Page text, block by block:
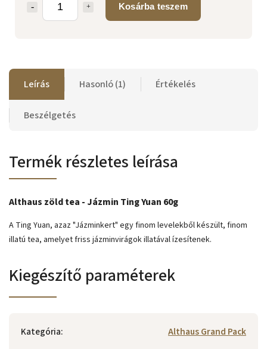
Kosárba teszem
Leírás Hasonló (1) Értékelés
Beszélgetés
Termék részletes leírása
Althaus zöld tea - Jázmin Ting Yuan 60g
A Ting Yuan, azaz "Jázminkert" egy finom levelekből készült, finom
illatú tea, amelyet friss jázminvirágok illatával ízesítenek.
Kiegészítő paraméterek
Kategória:
Althaus Grand Pack